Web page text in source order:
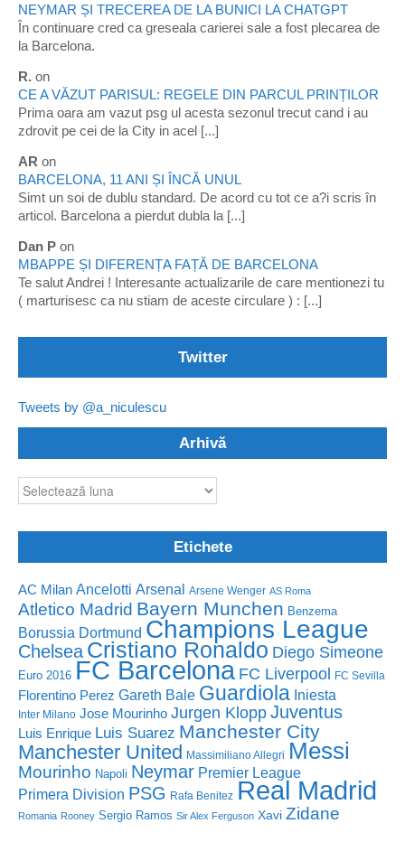
NEYMAR ȘI TRECEREA DE LA BUNICI LA CHATGPT
În continuare cred ca greseala carierei sale a fost plecarea de
la Barcelona.
R. on
CE A VĂZUT PARISUL: REGELE DIN PARCUL PRINȚILOR
Prima oara am vazut psg ul acesta sezonul trecut cand i au
zdrovit pe cei de la City in acel [...]
AR on
BARCELONA, 11 ANI ȘI ÎNCĂ UNUL
Simt un soi de dublu standard. De acord cu tot ce a?i scris în
articol. Barcelona a pierdut dubla la [...]
Dan P on
MBAPPE ȘI DIFERENȚA FAȚĂ DE BARCELONA
Te salut Andrei ! Interesante actualizarile de care mentionezi tu
( marturisesc ca nu stiam de aceste circulare ) : [...]
Twitter
Tweets by @a_niculescu
Arhivă
Arhivă
Etichete
AC Milan Ancelotti Arsenal Arsene Wenger AS Roma
Atletico Madrid Bayern Munchen Benzema
Borussia Dortmund Champions League
Chelsea Cristiano Ronaldo Diego Simeone
Euro 2016 FC Barcelona FC Liverpool FC Sevilla
Florentino Perez Gareth Bale Guardiola Iniesta
Inter Milano Jose Mourinho Jurgen Klopp Juventus
Luis Enrique Luis Suarez Manchester City
Manchester United Massimiliano Allegri Messi
Mourinho Napoli Neymar Premier League
Primera Division PSG Rafa Benitez Real Madrid
Romania Rooney Sergio Ramos Sir Alex Ferguson Xavi Zidane